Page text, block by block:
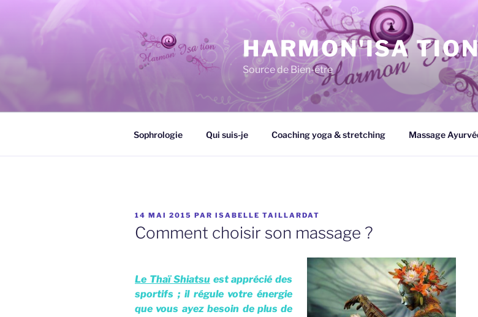
HARMON'ISA
Source de Bien-être
Sophrologie Qui suis-je Coaching yoga & stretching Massage
PUBLIÉ
LE
14 MAI 2015 PAR ISABELLE TAILLARDAT
Comment choisir son massage ?
Le Thaï Shiatsuest apprécié des
sportifs ; il régule votre énergie
que vous ayez besoin de plus de